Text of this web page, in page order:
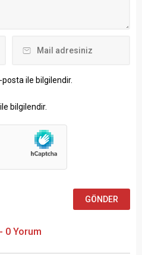
ile bilgilendir.
bilgilendir.
0 Yorum